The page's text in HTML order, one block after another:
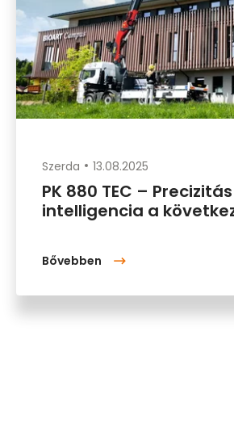
Szerda 13.08.2025
PK 880 TEC –
intelligencia a
Bővebben